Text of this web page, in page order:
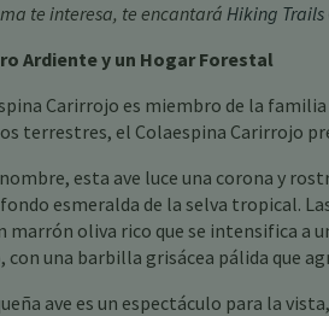
te interesa, te encantará Hiking Trails
Ardiente y un Hogar Forestal
Carirrojo es miembro de la
terrestres, el Colaespina Carirrojo
esta ave luce una corona y
esmeralda de la selva tropical.
marrón oliva rico que se intensifica a
con una barbilla grisácea pálida que
ave es un espectáculo para la